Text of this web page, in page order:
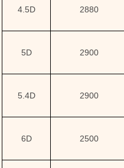
4.5D 2880
5D 2900
5.4D 2900
6D 2500